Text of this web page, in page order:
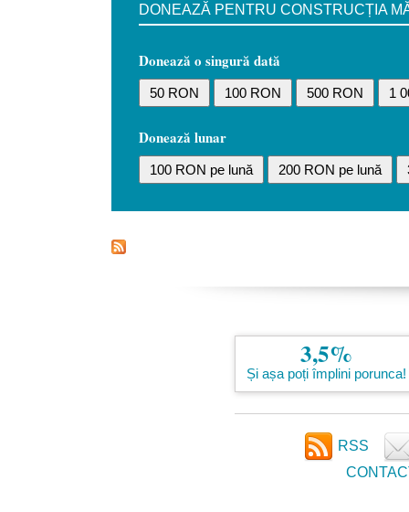
DONEAZĂ PENTRU CONSTRUCȚIA
Donează o singură dată
50 RON 100 RON 500 RON 1
Donează lunar
100 RON pe lună 200 RON pe lună
3,5%
Și așa poți împlini porunca!
RSS